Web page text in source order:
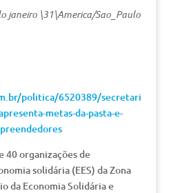
janeiro \31\America/Sao_Paulo
politica/6520389/secretari
metas-da-pasta-e-
40 organizações de
solidária (EES) da Zona
da Economia Solidária e